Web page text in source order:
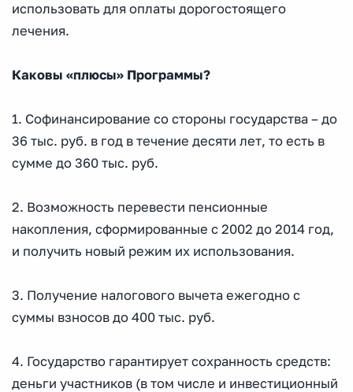
использовать для оплаты дорогостоящего
лечения.
Каковы «плюсы» Программы?
1. Софинансирование со стороны государства – до
36 тыс. руб. в год в течение десяти лет, то есть в
сумме до 360 тыс. руб.
2. Возможность перевести пенсионные
накопления, сформированные с 2002 до 2014 год,
и получить новый режим их использования.
3. Получение налогового вычета ежегодно с
суммы взносов до 400 тыс. руб.
4. Государство гарантирует сохранность средств:
деньги участников (в том числе и инвестиционный